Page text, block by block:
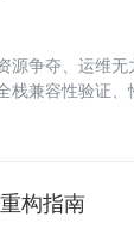
源争夺、运维无
兼容性验证、
构指南